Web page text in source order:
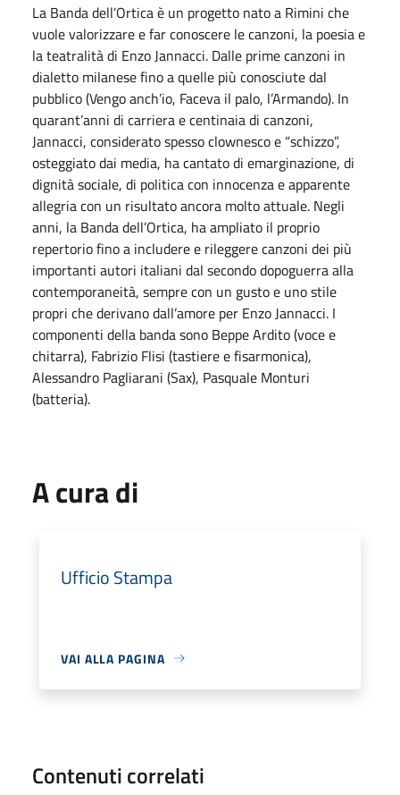
La Banda dell’Ortica è un progetto nato a Rimini che
vuole valorizzare e far conoscere le canzoni, la poesia e
la teatralità di Enzo Jannacci. Dalle prime canzoni in
dialetto milanese fino a quelle più conosciute dal
pubblico (Vengo anch’io, Faceva il palo, l’Armando). In
quarant’anni di carriera e centinaia di canzoni,
Jannacci, considerato spesso clownesco e “schizzo”,
osteggiato dai media, ha cantato di emarginazione, di
dignità sociale, di politica con innocenza e apparente
allegria con un risultato ancora molto attuale. Negli
anni, la Banda dell’Ortica, ha ampliato il proprio
repertorio fino a includere e rileggere canzoni dei più
importanti autori italiani dal secondo dopoguerra alla
contemporaneità, sempre con un gusto e uno stile
propri che derivano dall’amore per Enzo Jannacci. I
componenti della banda sono Beppe Ardito (voce e
chitarra), Fabrizio Flisi (tastiere e fisarmonica),
Alessandro Pagliarani (Sax), Pasquale Monturi
(batteria).
A cura di
Ufficio Stampa
VAI ALLA PAGINA
Contenuti correlati